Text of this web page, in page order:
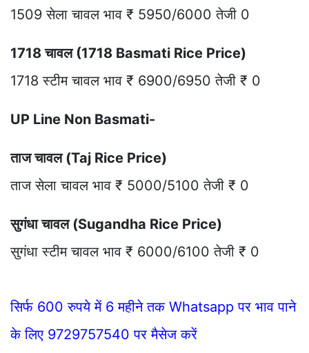
1509 सेला चावल भाव ₹ 5950/6000 तेजी 0
1718 चावल (1718 Basmati Rice Price)
1718 स्टीम चावल भाव ₹ 6900/6950 तेजी ₹ 0
UP Line Non Basmati-
ताज चावल (Taj Rice Price)
ताज सेला चावल भाव ₹ 5000/5100 तेजी ₹ 0
सुगंधा चावल (Sugandha Rice Price)
सुगंधा स्टीम चावल भाव ₹ 6000/6100 तेजी ₹ 0
सिर्फ 600 रुपये में 6 महीने तक Whatsapp पर भाव पाने
के लिए 9729757540 पर मैसेज करें